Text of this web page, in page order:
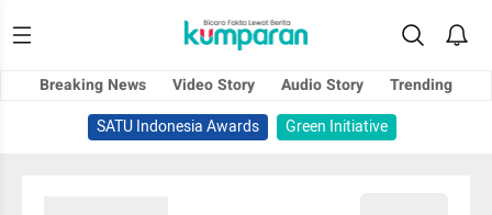
Breaking News Video Story Audio Story
Trending
SATU Indonesia Awards
Green Initiative